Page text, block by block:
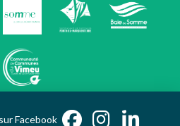
sur Facebo